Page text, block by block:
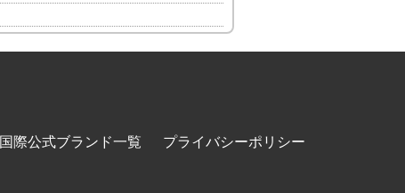
国際公式ブランド一覧 プライバシーポリシー